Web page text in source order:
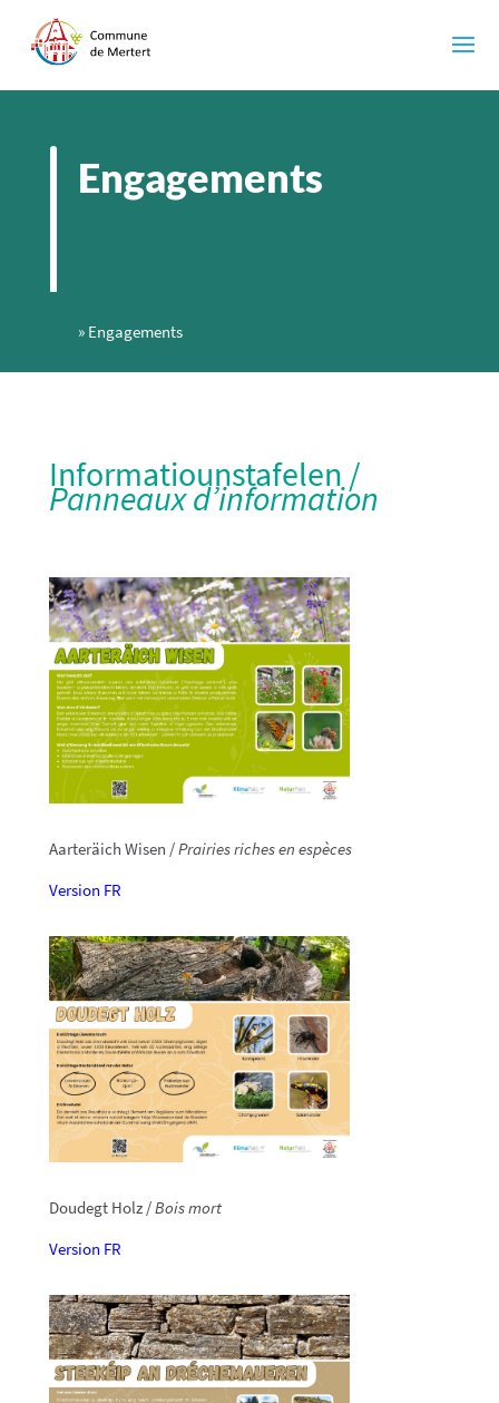
Engagements
» Engagements
Informatiounstafelen /
Panneaux d’information
Aarteräich Wisen /Prairies riches en espèces
Version FR
Doudegt Holz /Bois mort
Version FR